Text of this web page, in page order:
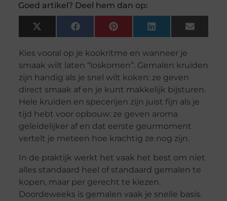
Goed artikel? Deel hem dan op:
X
(Twitter)
FacebookPinterest LinkedIn Email
Kies vooral op je kookritme en wanneer je
smaak wilt laten “loskomen”. Gemalen kruiden
zijn handig als je snel wilt koken: ze geven
direct smaak af en je kunt makkelijk bijsturen.
Hele kruiden en specerijen zijn juist fijn als je
tijd hebt voor opbouw: ze geven aroma
geleidelijker af en dat eerste geurmoment
vertelt je meteen hoe krachtig ze nog zijn.
In de praktijk werkt het vaak het best om niet
alles standaard heel of standaard gemalen te
kopen, maar per gerecht te kiezen.
Doordeweeks is gemalen vaak je snelle basis.